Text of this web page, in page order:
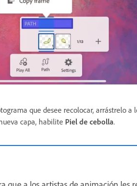
que desee recolocar, arrástrelo
capa, habilite Piel de cebolla.